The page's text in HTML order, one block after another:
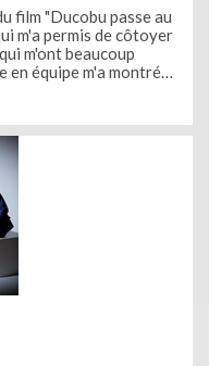
film "Ducobu passe au
m'a permis de côtoyer
m'ont beaucoup
en équipe m'a montré